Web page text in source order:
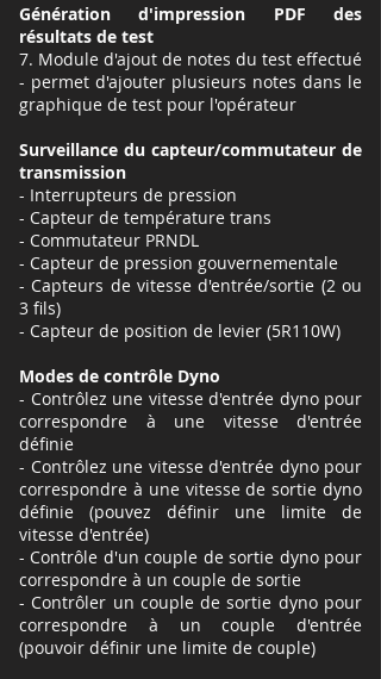
Génération d'impression PDF des
résultats de test
7. Module d'ajout de notes du test effectué
- permet d'ajouter plusieurs notes dans le
graphique de test pour l'opérateur
Surveillance du capteur/commutateur de
transmission
- Interrupteurs de pression
- Capteur de température trans
- Commutateur PRNDL
- Capteur de pression gouvernementale
- Capteurs de vitesse d'entrée/sortie (2 ou
3 fils)
- Capteur de position de levier (5R110W)
Modes de contrôle Dyno
- Contrôlez une vitesse d'entrée dyno pour
correspondre à une vitesse d'entrée
définie
- Contrôlez une vitesse d'entrée dyno pour
correspondre à une vitesse de sortie dyno
définie (pouvez définir une limite de
vitesse d'entrée)
- Contrôle d'un couple de sortie dyno pour
correspondre à un couple de sortie
- Contrôler un couple de sortie dyno pour
correspondre à un couple d'entrée
(pouvoir définir une limite de couple)